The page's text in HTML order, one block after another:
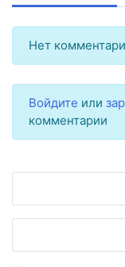
Нет
Войдите или
комментарии